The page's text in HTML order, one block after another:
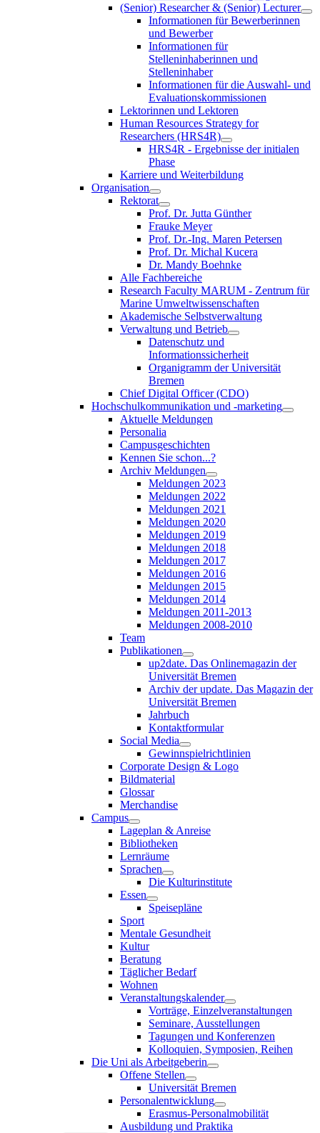
(Senior) Researcher & (Senior) Lecturer
Informationen für Bewerberinnen
und Bewerber
Informationen für
Stelleninhaberinnen und
Stelleninhaber
Informationen für die Auswahl- und
Evaluationskommissionen
Lektorinnen und Lektoren
Human Resources Strategy for
Researchers (HRS4R)
HRS4R - Ergebnisse der initialen
Phase
Karriere und Weiterbildung
Organisation
Rektorat
Prof. Dr. Jutta Günther
Frauke Meyer
Prof. Dr.-Ing. Maren Petersen
Prof. Dr. Michal Kucera
Dr. Mandy Boehnke
Alle Fachbereiche
Research Faculty MARUM - Zentrum für
Marine Umweltwissenschaften
Akademische Selbstverwaltung
Verwaltung und Betrieb
Datenschutz und
Informationssicherheit
Organigramm der Universität
Bremen
Chief Digital Officer (CDO)
Hochschulkommunikation und -marketing
Aktuelle Meldungen
Personalia
Campusgeschichten
Kennen Sie schon...?
Archiv Meldungen
Meldungen 2023
Meldungen 2022
Meldungen 2021
Meldungen 2020
Meldungen 2019
Meldungen 2018
Meldungen 2017
Meldungen 2016
Meldungen 2015
Meldungen 2014
Meldungen 2011-2013
Meldungen 2008-2010
Team
Publikationen
up2date. Das Onlinemagazin der
Universität Bremen
Archiv der update. Das Magazin der
Universität Bremen
Jahrbuch
Kontaktformular
Social Media
Gewinnspielrichtlinien
Corporate Design & Logo
Bildmaterial
Glossar
Merchandise
Campus
Lageplan & Anreise
Bibliotheken
Lernräume
Sprachen
Die Kulturinstitute
Essen
Speisepläne
Sport
Mentale Gesundheit
Kultur
Beratung
Täglicher Bedarf
Wohnen
Veranstaltungskalender
Vorträge, Einzelveranstaltungen
Seminare, Ausstellungen
Tagungen und Konferenzen
Kolloquien, Symposien, Reihen
Die Uni als Arbeitgeberin
Offene Stellen
Universität Bremen
Personalentwicklung
Erasmus-Personalmobilität
Ausbildung und Praktika